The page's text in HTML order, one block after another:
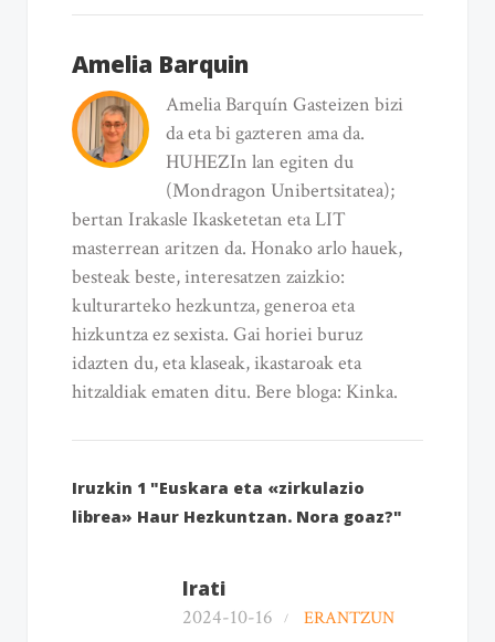
Amelia Barquin
Amelia Barquín Gasteizen bizi
da eta bi gazteren ama da.
HUHEZIn lan egiten du
(Mondragon Unibertsitatea);
bertan Irakasle Ikasketetan eta LIT
masterrean aritzen da. Honako arlo hauek,
besteak beste, interesatzen zaizkio:
kulturarteko hezkuntza, generoa eta
hizkuntza ez sexista. Gai horiei buruz
idazten du, eta klaseak, ikastaroak eta
hitzaldiak ematen ditu. Bere bloga: Kinka.
Iruzkin 1 "Euskara eta «zirkulazio
librea» Haur Hezkuntzan. Nora goaz?"
Irati
2024-10-16
ERANTZUN